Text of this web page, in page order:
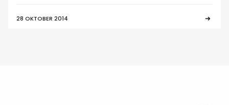
28 OKTOBER 2014